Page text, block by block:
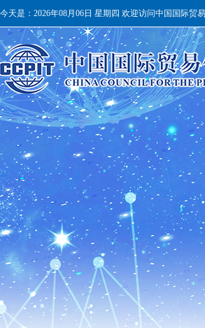
今天是： 2026年08月06日 星期四 欢迎访问中国国际贸